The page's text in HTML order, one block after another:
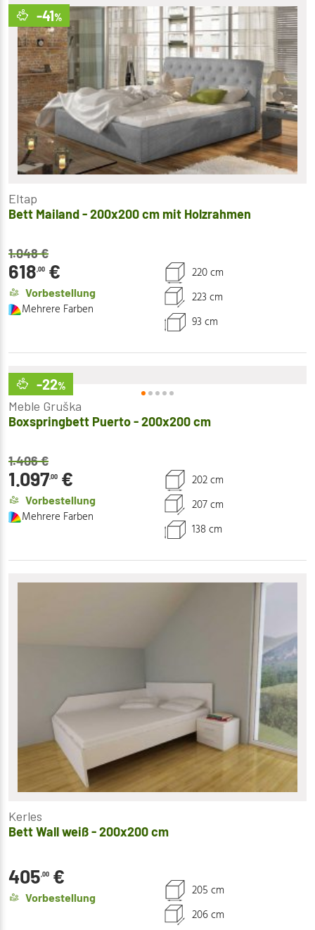
-41%
Eltap
Bett Mailand - 200x200 cm mit Holzrahmen
1.048€
618,00 €
Vorbestellung
Mehrere Farben
220 cm
223 cm
93 cm
-22%
Meble Gruška
Boxspringbett Puerto - 200x200 cm
1.406€
1.097,00 €
Vorbestellung
Mehrere Farben
202 cm
207 cm
138 cm
Kerles
Bett Wall weiß - 200x200 cm
405,00 €
Vorbestellung
205 cm
206 cm